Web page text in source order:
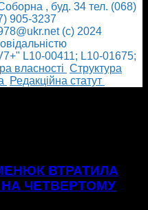
, буд. 34 тел. (068)
905-3237
(с) 2024
L10-00411; L10-01675;
власності Cтруктура
Редакційна статут
ВТРАТИЛА
НА ЧЕТВЕРТОМУ